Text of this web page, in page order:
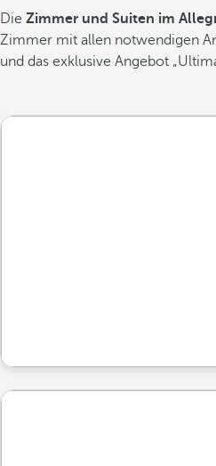
Die Zimmer und Suiten im
Zimmer mit allen notwendigen
und das exklusive Angebot